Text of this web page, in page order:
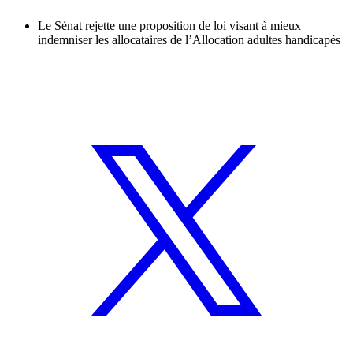
Le Sénat rejette une proposition de loi visant à mieux
indemniser les allocataires de l’Allocation adultes handicapés